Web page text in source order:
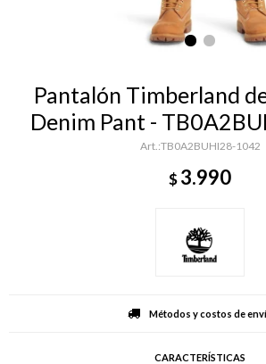
Pantalón Timberland
Denim Pant -
TB0A2BUHI28-1042
$3.990
Métodos y costos de
CARACTERÍSTICAS